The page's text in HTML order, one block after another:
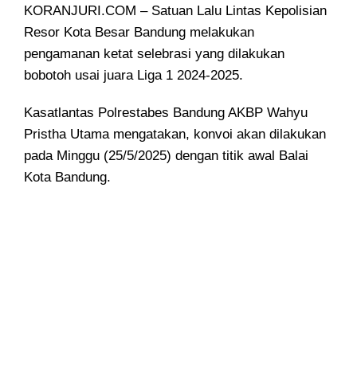
KORANJURI.COM – Satuan Lalu Lintas Kepolisian
Resor Kota Besar Bandung melakukan
pengamanan ketat selebrasi yang dilakukan
bobotoh usai juara Liga 1 2024-2025.
Kasatlantas Polrestabes Bandung AKBP Wahyu
Pristha Utama mengatakan, konvoi akan dilakukan
pada Minggu (25/5/2025) dengan titik awal Balai
Kota Bandung.